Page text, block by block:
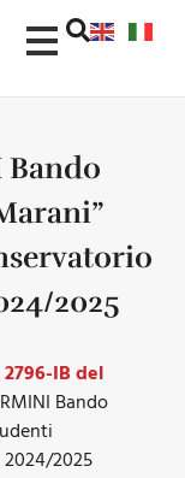
Bando
2025
IB del
Bando
2025